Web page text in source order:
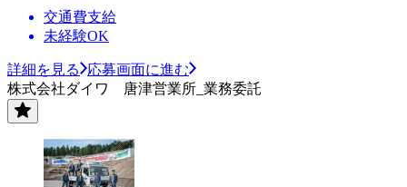
交通費支給
未経験OK
詳細を見る
応募画面に進む
株式会社ダイワ 唐津営業所_業務委託